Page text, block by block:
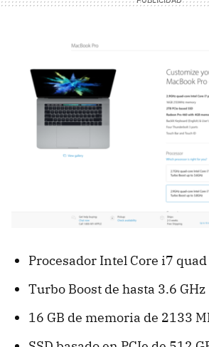
Procesador Intel Core i7
Turbo Boost de hasta 3.6 GHz
16 GB de memoria de 2133